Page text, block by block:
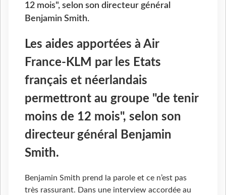
12 mois", selon son directeur général
Benjamin Smith.
Les aides apportées à Air
France-KLM par les Etats
français et néerlandais
permettront au groupe "de tenir
moins de 12 mois", selon son
directeur général Benjamin
Smith.
Benjamin Smith prend la parole et ce n’est pas
très rassurant. Dans une interview accordée au